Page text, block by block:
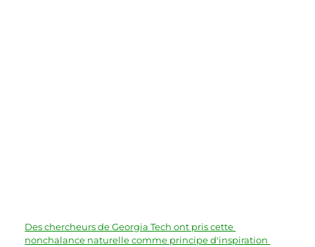
Des chercheurs de Georgia Tech ont pris cette
nonchalance naturelle comme principe d'inspiration